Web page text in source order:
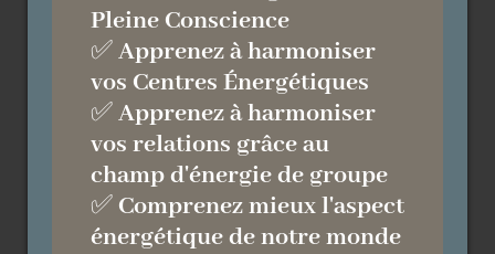
Pleine Conscience
✅Apprenez à harmoniser
vos Centres Énergétiques
✅Apprenez à harmoniser
vos relations grâce au
champ d'énergie de groupe
✅ Comprenez mieux l'aspect
énergétique de notre monde